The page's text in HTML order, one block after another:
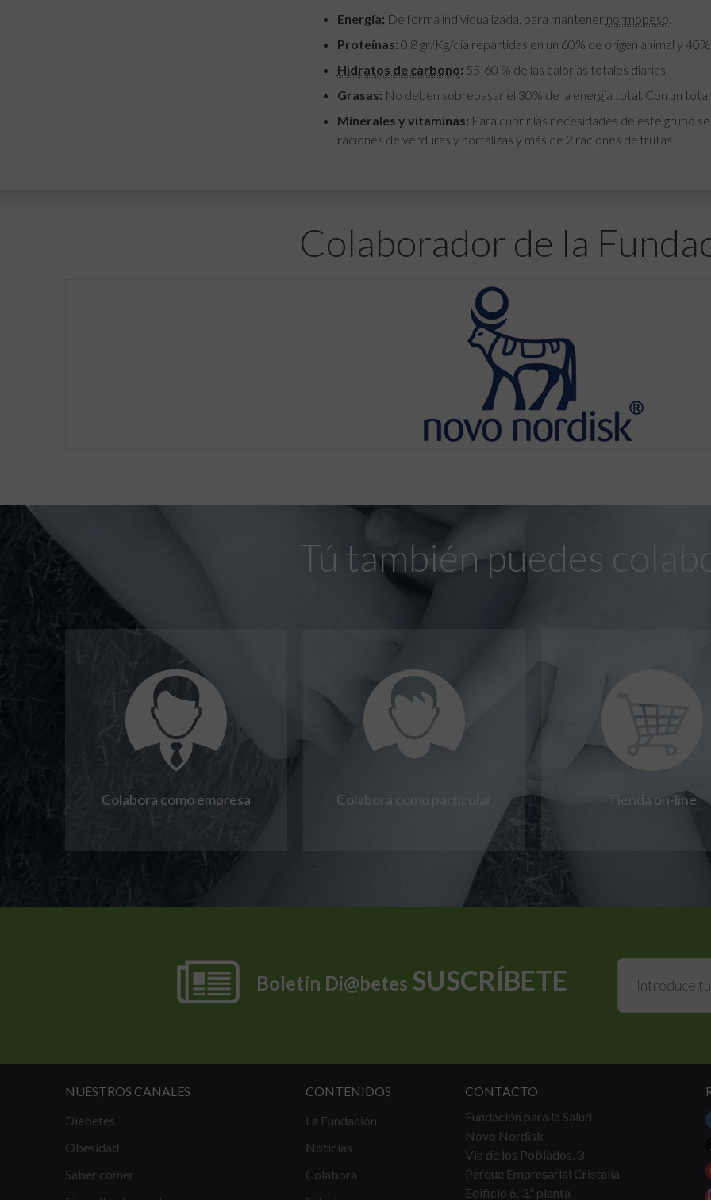
Energía: De forma individualizada, para mantener normopeso.
Proteínas: 0.8 gr/Kg/día repartidas en un 60% de origen animal y
Hidratos de carbono: 55-60 % de las calorías totales diarias.
Grasas: No deben sobrepasar el 30% de la energía total. Con un
Minerales y vitaminas: Para cubrir las necesidades de este grupo
raciones de verduras y hortalizas y más de 2 raciones de frutas.
Colaborador de la
Tú también puedes
Colabora como empresa Colabora como particular Tienda on-line
Boletín Di@betes SUSCRÍBETE
NUESTROS CANALES
Diabetes
Obesidad
Saber comer
CONTENIDOS
La Fundación
Noticias
Colabora
CONTACTO
Fundación para la Salud
Novo Nordisk
Vía de los Poblados, 3
Parque Empresarial Cristalia
Edificio 6, 3.ª planta